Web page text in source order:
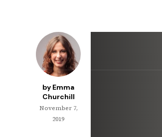
by Emma
Churchill
November 7,
2019